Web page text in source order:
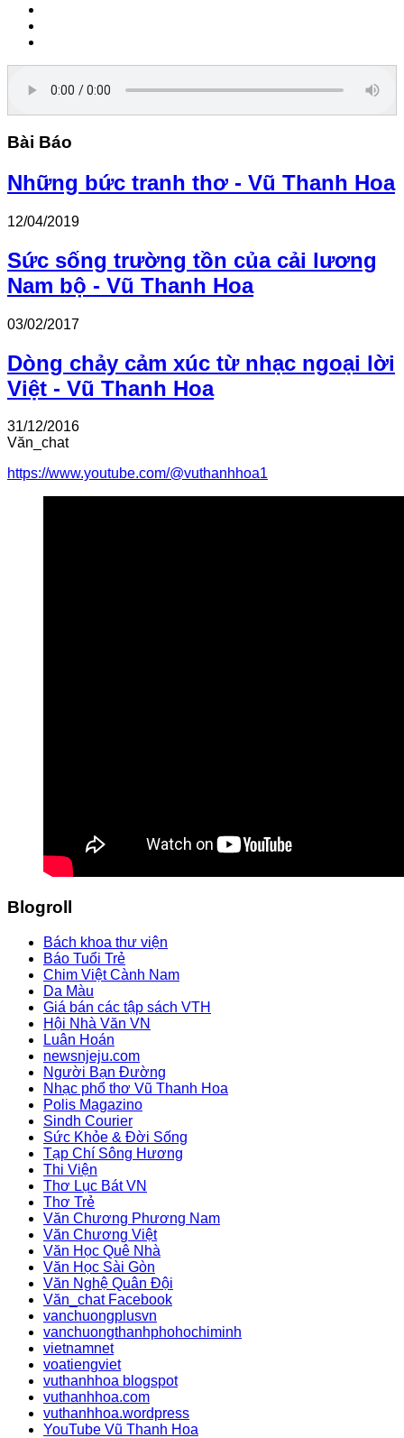
Bài Báo
Những bức tranh thơ - Vũ Thanh Hoa
12/04/2019
Sức sống trường tồn của cải lương
Nam bộ - Vũ Thanh Hoa
03/02/2017
Dòng chảy cảm xúc từ nhạc ngoại lời
Việt - Vũ Thanh Hoa
31/12/2016
Văn_chat
https://www.youtube.com/@vuthanhhoa1
Blogroll
Bách khoa thư viện
Báo Tuổi Trẻ
Chim Việt Cành Nam
Da Màu
Giá bán các tập sách VTH
Hội Nhà Văn VN
Luân Hoán
newsnjeju.com
Người Bạn Đường
Nhạc phổ thơ Vũ Thanh Hoa
Polis Magazino
Sindh Courier
Sức Khỏe & Đời Sống
Tạp Chí Sông Hương
Thi Viện
Thơ Lục Bát VN
Thơ Trẻ
Văn Chương Phương Nam
Văn Chương Việt
Văn Học Quê Nhà
Văn Học Sài Gòn
Văn Nghệ Quân Đội
Văn_chat Facebook
vanchuongplusvn
vanchuongthanhphohochiminh
vietnamnet
voatiengviet
vuthanhhoa blogspot
vuthanhhoa.com
vuthanhhoa.wordpress
YouTube Vũ Thanh Hoa